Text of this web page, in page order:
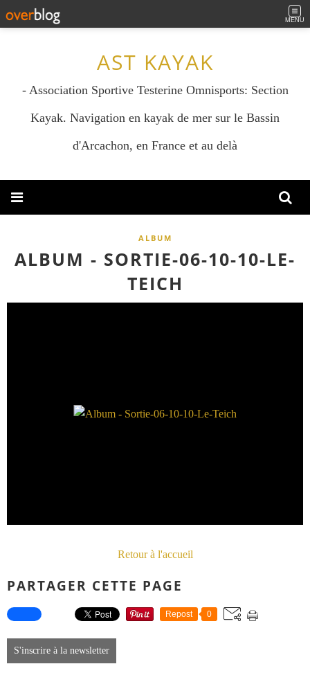
MENU
AST KAYAK
- Association Sportive Testerine Omnisports: Section
Kayak. Navigation en kayak de mer sur le Bassin
d'Arcachon, en France et au delà
ALBUM
ALBUM - SORTIE-06-10-10-LE-
TEICH
Retour à l'accueil
PARTAGER CETTE PAGE
Repost 0
S'inscrire à la newsletter